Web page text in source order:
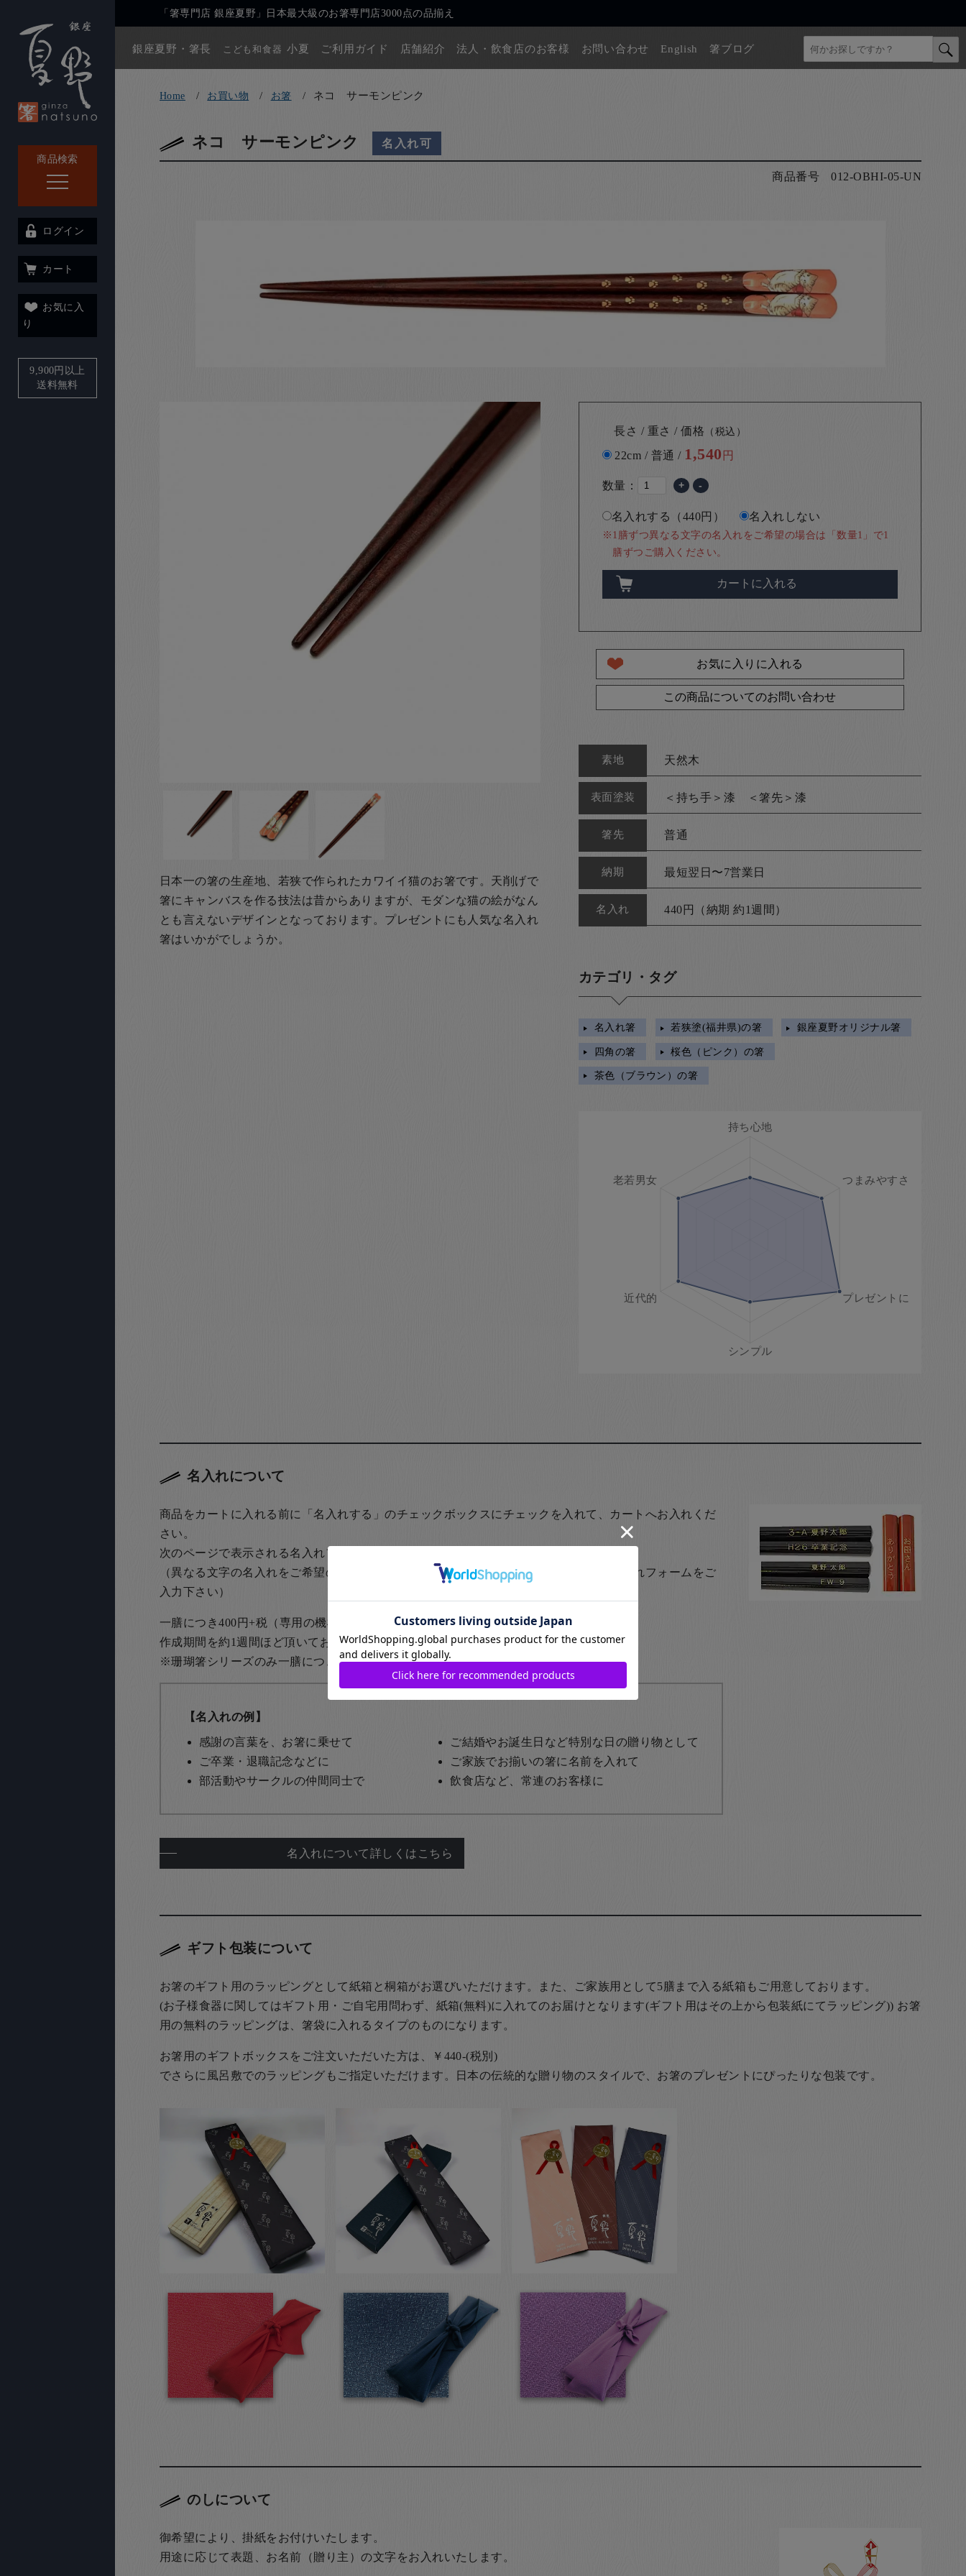
商品検索
「箸専門店 銀座夏野」日本最大級のお箸専門店3000点の品揃え
銀座夏野・箸長 こども和食器 小夏 ご利用ガイド 店舗紹介 法人・飲食店のお客様 お問い合わせ English 箸ブログ
ログイン
カート
お気に入
り
9,900円以上
送料無料
Home お買い物 お箸 ネコ サーモンピンク
ネコ サーモンピンク 名入れ可
商品番号 012-OBHI-05-UN
日本一の箸の生産地、若狭で作られたカワイイ猫のお箸です。天削げで
箸にキャンバスを作る技法は昔からありますが、モダンな猫の絵がなん
とも言えないデザインとなっております。 プレゼントにも人気な名入れ
箸はいかがでしょうか。
長さ / 重さ / 価格 （税込）
22cm / 普通 / 1,540 円
数量： + -
名入れする（440円） 名入れしない
※1膳ずつ異なる文字の名入れをご希望の場合は「数量1」で1
膳ずつご購入ください。
カートに入れる
お気に入りに入れる
この商品についてのお問い合わせ
素地 天然木
表面塗装 ＜持ち手＞漆 ＜箸先＞漆
箸先 普通
納期 最短翌日〜7営業日
名入れ 440円（納期 約1週間）
カテゴリ・タグ
名入れ箸 若狭塗(福井県)の箸 銀座夏野オリジナル箸
四角の箸 桜色（ピンク）の箸
茶色（ブラウン）の箸
名入れについて
商品をカートに入れる前に「名入れする」のチェックボックスにチェックを入れて、カートへお入れくだ
さい。
次のページで表示される名入れフォームで名入れ文字他をご入力下さい。
（異なる文字の名入れをご希望の場合は一つずつカートに入れていただき、それぞれ名入れフォームをご
入力下さい）
一膳につき400円+税（専用の機械による彫刻名入れ）
作成期間を約1週間ほど頂いております。
※珊瑚箸シリーズのみ一膳につき1,200円+税（レーザーを使用した名入れ）
【名入れの例】
感謝の言葉を、お箸に乗せて
ご結婚やお誕生日など特別な日の贈り物として
ご卒業・退職記念などに
ご家族でお揃いの箸に名前を入れて
部活動やサークルの仲間同士で
飲食店など、常連のお客様に
名入れについて詳しくはこちら
ギフト包装について
お箸のギフト用のラッピングとして紙箱と桐箱がお選びいただけます。また、ご家族用として5膳まで入る紙箱もご用意しております。
(お子様食器に関してはギフト用・ご自宅用問わず、紙箱(無料)に入れてのお届けとなります(ギフト用はその上から包装紙にてラッピング)) お箸
用の無料のラッピングは、箸袋に入れるタイプのものになります。
お箸用のギフトボックスをご注文いただいた方は、￥440-(税別)
でさらに風呂敷でのラッピングもご指定いただけます。日本の伝統的な贈り物のスタイルで、お箸のプレゼントにぴったりな包装です。
のしについて
御希望により、掛紙をお付けいたします。
用途に応じて表題、お名前（贈り主）の文字をお入れいたします。